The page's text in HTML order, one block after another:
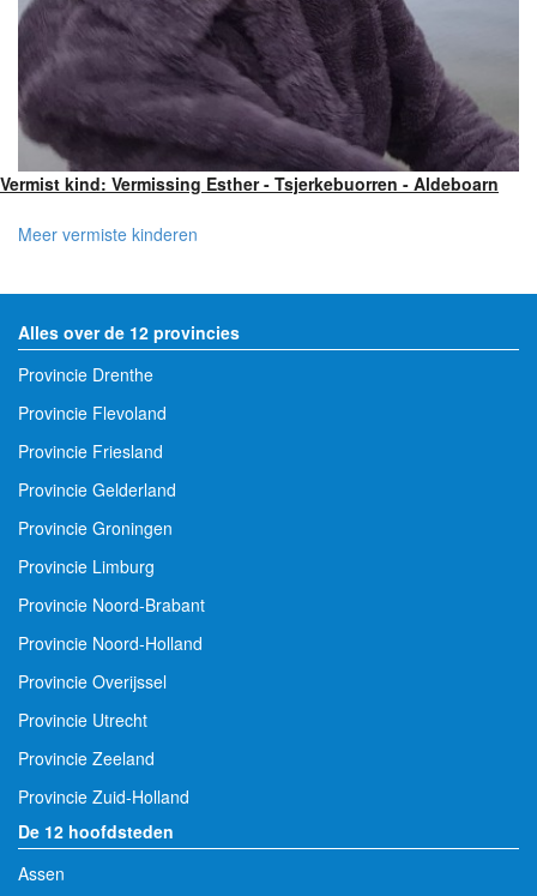
Vermist kind: Vermissing Esther - Tsjerkebuorren - Aldeboarn
Meer vermiste kinderen
Alles over de 12 provincies
Provincie Drenthe
Provincie Flevoland
Provincie Friesland
Provincie Gelderland
Provincie Groningen
Provincie Limburg
Provincie Noord-Brabant
Provincie Noord-Holland
Provincie Overijssel
Provincie Utrecht
Provincie Zeeland
Provincie Zuid-Holland
De 12 hoofdsteden
Assen